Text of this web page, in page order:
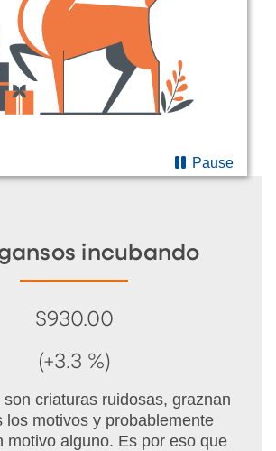
Pause
incubando
$930.00
(+3.3 %)
son criaturas ruidosas, graznan
los motivos y probablemente
motivo alguno. Es por eso que